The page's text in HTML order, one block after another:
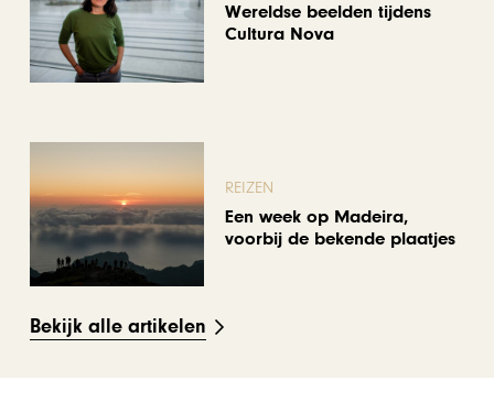
Wereldse beelden tijdens
Cultura Nova
REIZEN
Een week op Madeira,
voorbij de bekende plaatjes
Bekijk alle artikelen